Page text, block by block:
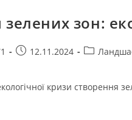
зон:
Запис12.11.2024
Категорія
кризи